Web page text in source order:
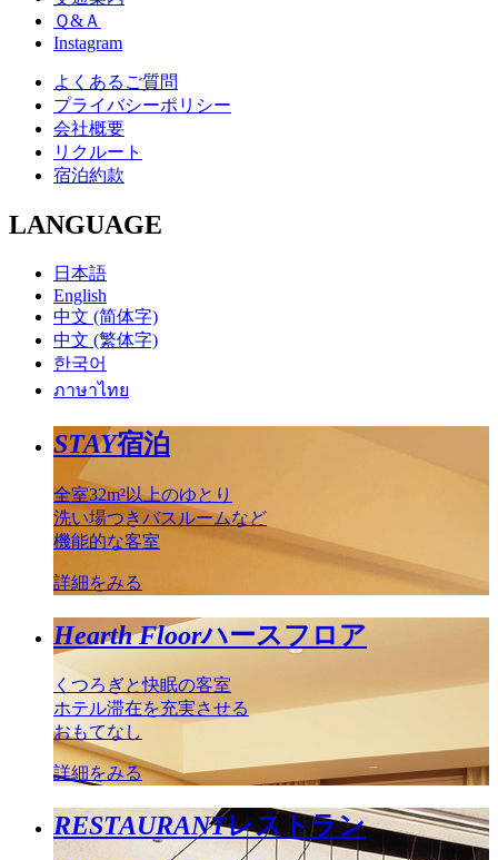
Ｑ&Ａ
Instagram
よくあるご質問
プライバシーポリシー
会社概要
リクルート
宿泊約款
LANGUAGE
日本語
English
中文 (简体字)
中文 (繁体字)
한국어
ภาษาไทย
STAY宿泊
全室32m²以上のゆとり
洗い場つきバスルームなど
機能的な客室
詳細をみる
Hearth Floorハースフロア
くつろぎと快眠の客室
ホテル滞在を充実させる
おもてなし
詳細をみる
RESTAURANTレストラン